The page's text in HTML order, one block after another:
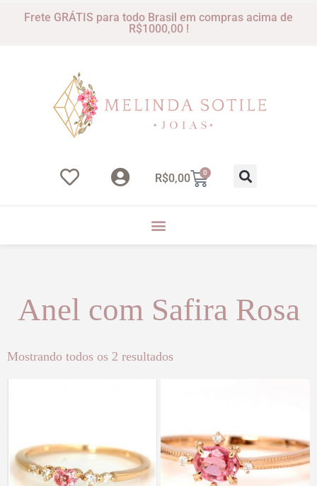
Frete GRÁTIS para todo Brasil em compras acima de
R$1000,00 !
R$0,00 0
Anel com Safira Rosa
Mostrando todos os 2 resultados